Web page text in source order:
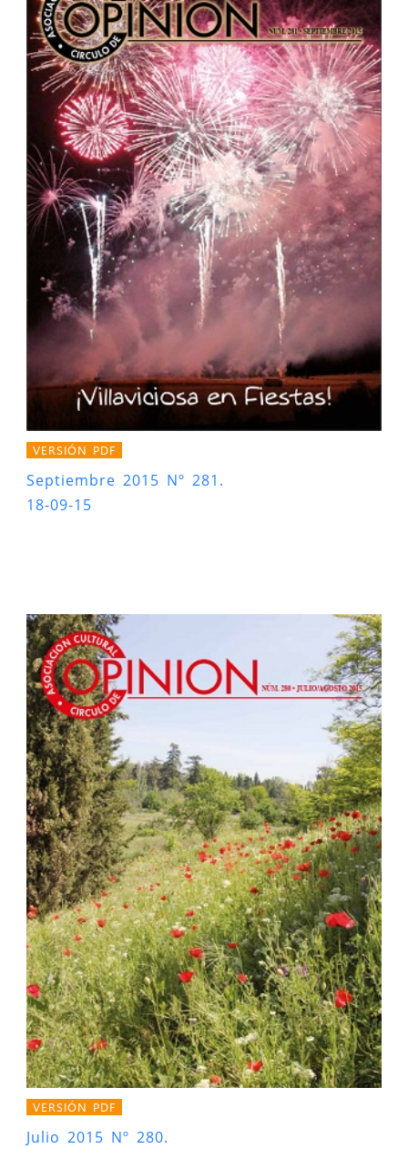
VERSIÓN PDF
Septiembre 2015 Nº 281.
18-09-15
VERSIÓN PDF
Julio 2015 Nº 280.